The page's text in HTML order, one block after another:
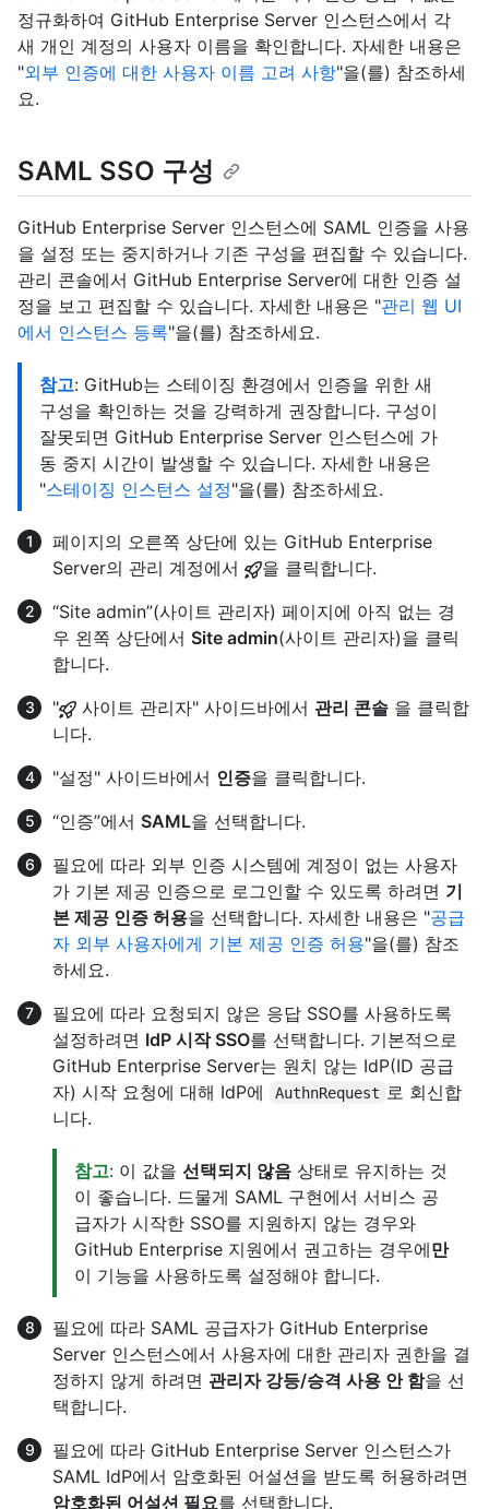
정규화하여 GitHub Enterprise Server 인스턴스에서 각
새 개인 계정의 사용자 이름을 확인합니다. 자세한 내용은
"외부 인증에 대한 사용자 이름 고려 사항"을(를) 참조하세
요.
SAML SSO 구성
GitHub Enterprise Server 인스턴스에 SAML 인증을 사용
을 설정 또는 중지하거나 기존 구성을 편집할 수 있습니다.
관리 콘솔에서 GitHub Enterprise Server에 대한 인증 설
정을 보고 편집할 수 있습니다. 자세한 내용은 "관리 웹 UI
에서 인스턴스 등록"을(를) 참조하세요.
참고: GitHub는 스테이징 환경에서 인증을 위한 새
구성을 확인하는 것을 강력하게 권장합니다. 구성이
잘못되면 GitHub Enterprise Server 인스턴스에 가
동 중지 시간이 발생할 수 있습니다. 자세한 내용은
"스테이징 인스턴스 설정"을(를) 참조하세요.
페이지의 오른쪽 상단에 있는 GitHub Enterprise
Server의 관리 계정에서
을 클릭합니다.
“Site admin”(사이트 관리자) 페이지에 아직 없는 경
우 왼쪽 상단에서 Site admin(사이트 관리자)을 클릭
합니다.
"
사이트 관리자" 사이드바에서 관리 콘솔 을 클릭합
니다.
"설정" 사이드바에서 인증을 클릭합니다.
“인증”에서 SAML을 선택합니다.
필요에 따라 외부 인증 시스템에 계정이 없는 사용자
가 기본 제공 인증으로 로그인할 수 있도록 하려면 기
본 제공 인증 허용을 선택합니다. 자세한 내용은 "공급
자 외부 사용자에게 기본 제공 인증 허용"을(를) 참조
하세요.
필요에 따라 요청되지 않은 응답 SSO를 사용하도록
설정하려면 IdP 시작 SSO를 선택합니다. 기본적으로
GitHub Enterprise Server는 원치 않는 IdP(ID 공급
자) 시작 요청에 대해 IdP에
AuthnRequest
로 회신합
니다.
참고: 이 값을 선택되지 않음 상태로 유지하는 것
이 좋습니다. 드물게 SAML 구현에서 서비스 공
급자가 시작한 SSO를 지원하지 않는 경우와
GitHub Enterprise 지원에서 권고하는 경우에만
이 기능을 사용하도록 설정해야 합니다.
필요에 따라 SAML 공급자가 GitHub Enterprise
Server 인스턴스에서 사용자에 대한 관리자 권한을 결
정하지 않게 하려면 관리자 강등/승격 사용 안 함을 선
택합니다.
필요에 따라 GitHub Enterprise Server 인스턴스가
SAML IdP에서 암호화된 어설션을 받도록 허용하려면
암호화된 어설션 필요를 선택합니다.